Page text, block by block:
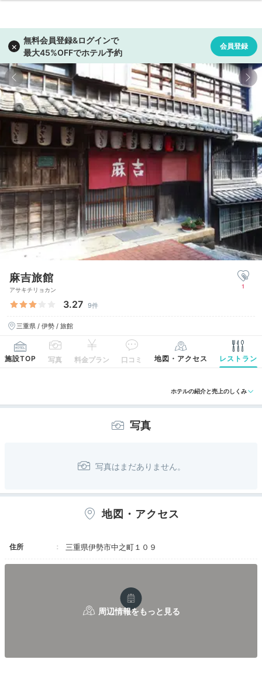
麻吉旅館
アサキチリョカン
3.27 9件
三重県 / 伊勢 / 旅館
1
施設TOP 写真 料金プラン 口コミ 地図・アクセス レストラン
ホテルの紹介と売上のしくみ
写真
地図・アクセス
住所 三重県伊勢市中之町１０９